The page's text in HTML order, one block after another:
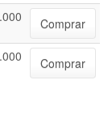
Comprar
Comprar